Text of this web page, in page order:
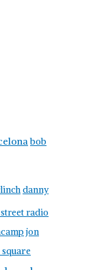
bob
danny
radio
jon